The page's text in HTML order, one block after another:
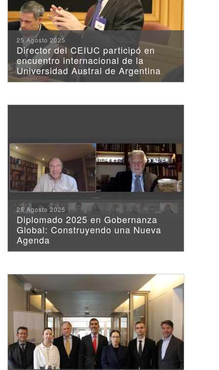
25 Agosto 2025
Director del CEIUC participó en
encuentro internacional de la
Universidad Austral de Argentina
25 Agosto 2025
Diplomado 2025 en Gobernanza
Global: Construyendo una Nueva
Agenda